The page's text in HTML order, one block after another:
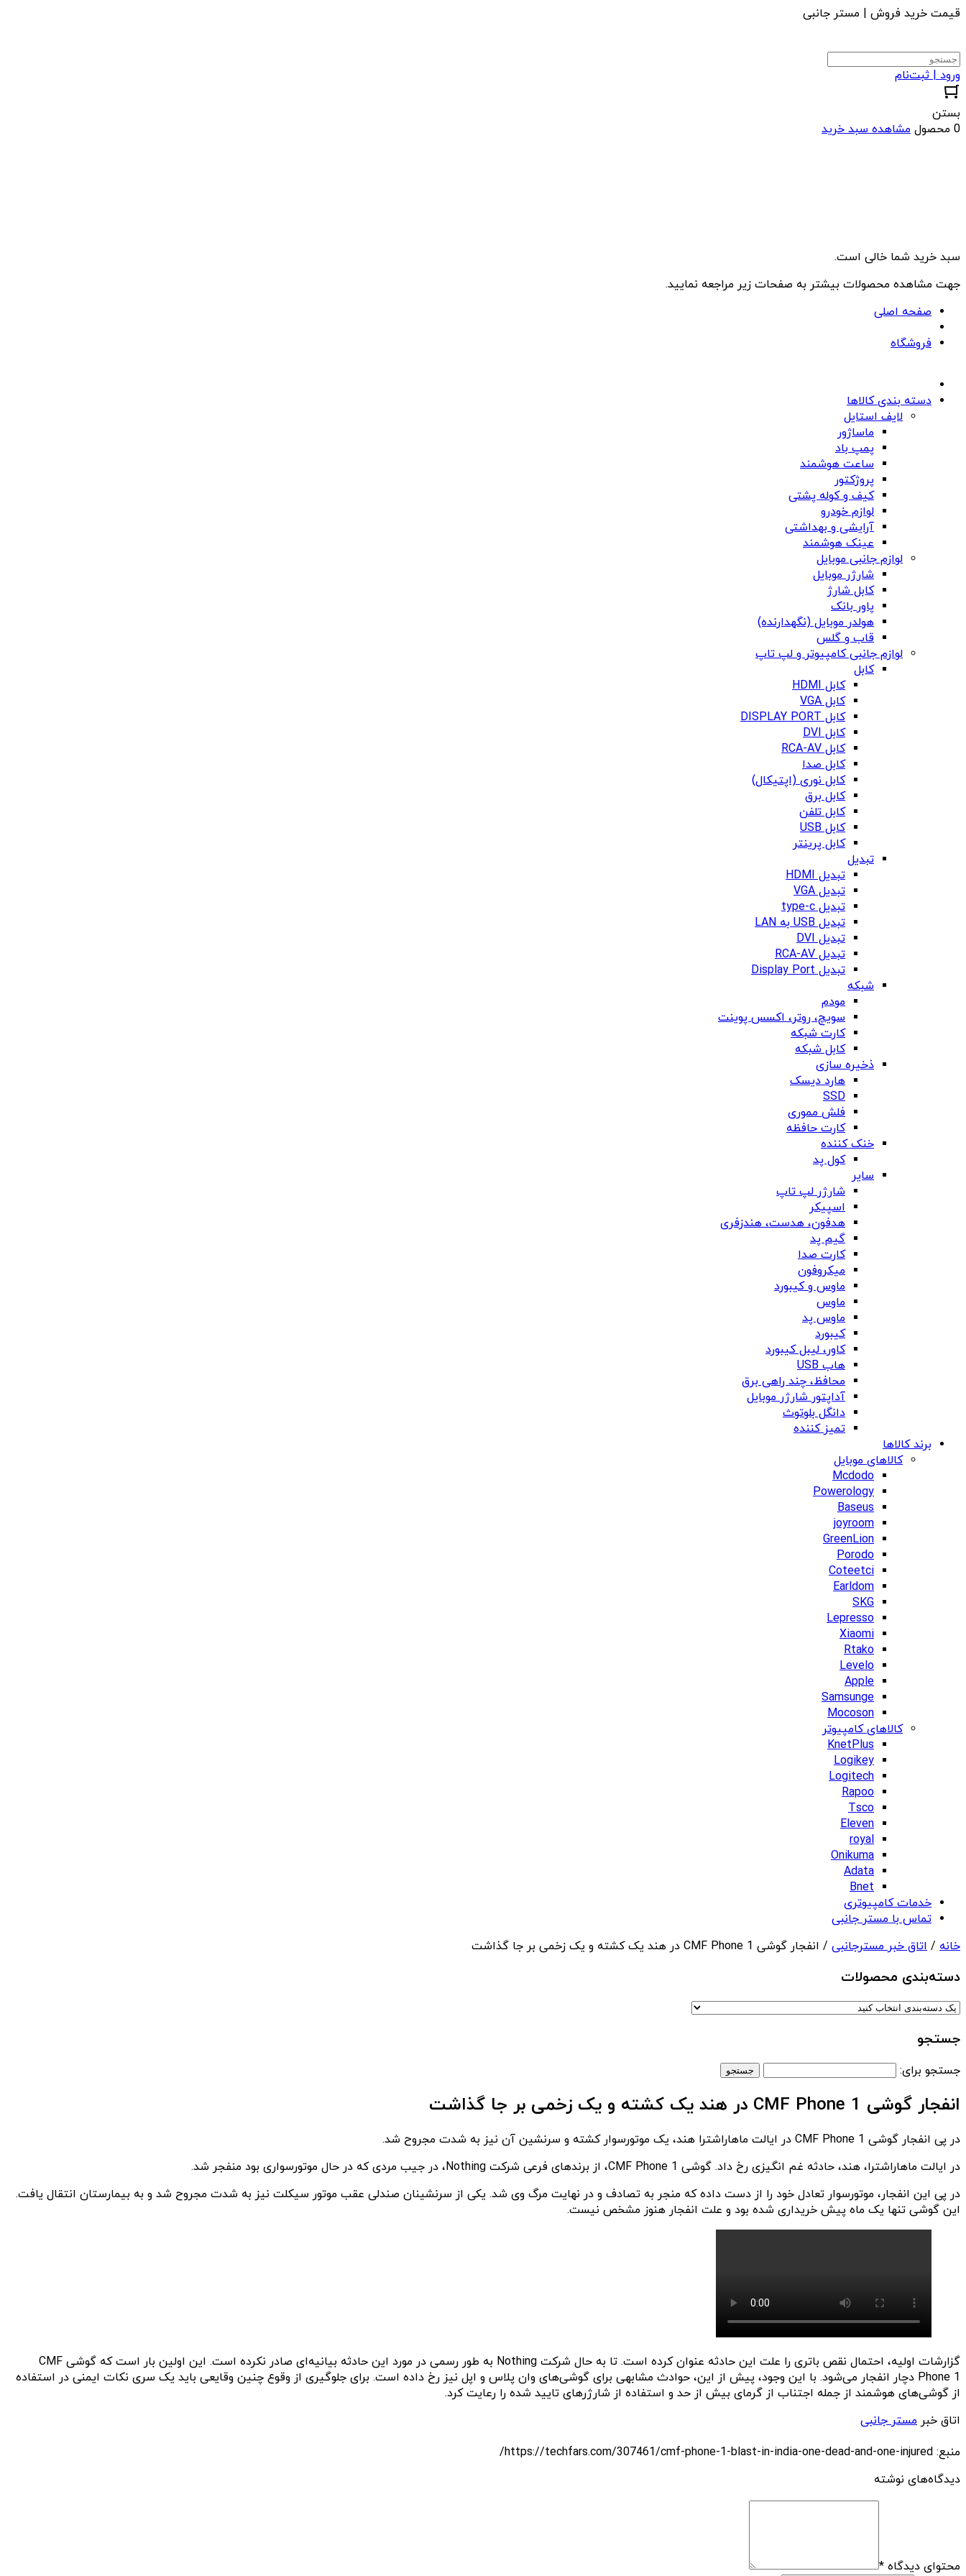
قیمت خرید فروش | مستر جانبی
ورود | ثبت‌نام
بستن
0 محصول
مشاهده سبد خرید
سبد خرید شما خالی است.
جهت مشاهده محصولات بیشتر به صفحات زیر مراجعه نمایید.
صفحه اصلی
فروشگاه
دسته بندی کالاها
لایف استایل
ماساژور
پمپ باد
ساعت هوشمند
پروژکتور
کیف و کوله پشتی
لوازم خودرو
آرایشی و بهداشتی
عینک هوشمند
لوازم جانبی موبایل
شارژر موبایل
کابل شارژ
پاور بانک
هولدر موبایل (نگهدارنده)
قاب و گلس
لوازم جانبی کامپیوتر و لپ تاپ
کابل
کابل HDMI
کابل VGA
کابل DISPLAY PORT
کابل DVI
کابل RCA-AV
کابل صدا
کابل نوری (اپتیکال)
کابل برق
کابل تلفن
کابل USB
کابل پرینتر
تبدیل
تبدیل HDMI
تبدیل VGA
تبدیل type-c
تبدیل USB به LAN
تبدیل DVI
تبدیل RCA-AV
تبدیل Display Port
شبکه
مودم
سویچ، روتر، اکسس پوینت
کارت شبکه
کابل شبکه
ذخیره سازی
هارد دیسک
SSD
فلش مموری
کارت حافظه
خنک کننده
کول پد
سایر
شارژر لپ تاپ
اسپیکر
هدفون، هدست، هندزفری
گیم پد
کارت صدا
میکروفون
ماوس و کیبورد
ماوس
ماوس پد
کیبورد
کاور، لیبل کیبورد
هاب USB
محافظ، چند راهی برق
آداپتور شارژر موبایل
دانگل بلوتوث
تمیز کننده
برند کالاها
کالاهای موبایل
Mcdodo
Powerology
Baseus
joyroom
GreenLion
Porodo
Coteetci
Earldom
SKG
Lepresso
Xiaomi
Rtako
Levelo
Apple
Samsunge
Mocoson
کالاهای کامپیوتر
KnetPlus
Logikey
Logitech
Rapoo
Tsco
Eleven
royal
Onikuma
Adata
Bnet
خدمات کامپیوتری
تماس با مستر جانبی
خانه / اتاق خبر مسترجانبی / انفجار گوشی CMF Phone 1 در هند یک کشته و یک زخمی بر جا گذاشت
دسته‌بندی‌ محصولات
جستجو
جستجو برای:
انفجار گوشی CMF Phone 1 در هند یک کشته و یک زخمی بر جا گذاشت
در پی انفجار گوشی CMF Phone 1 در ایالت ماهاراشترا هند، یک موتورسوار کشته و سرنشین آن نیز به شدت مجروح شد.
در ایالت ماهاراشترا، هند، حادثه غم انگیزی رخ داد. گوشی CMF Phone 1، از برندهای فرعی شرکت Nothing، در جیب مردی که در حال موتورسواری بود منفجر شد.
در پی این انفجار، موتورسوار تعادل خود را از دست داده که منجر به تصادف و در نهایت مرگ وی شد. یکی از سرنشینان صندلی عقب موتور سیکلت نیز به شدت مجروح شد و به بیمارستان انتقال یافت.
این گوشی تنها یک ماه پیش خریداری شده بود و علت انفجار هنوز مشخص نیست.
گزارشات اولیه، احتمال نقص باتری را علت این حادثه عنوان کرده‌ است. تا به حال شرکت Nothing به طور رسمی در مورد این حادثه بیانیه‌ای صادر نکرده است. این اولین بار است که گوشی CMF
Phone 1 دچار انفجار می‌شود. با این وجود، پیش از این، حوادث مشابهی برای گوشی‌های وان پلاس و اپل نیز رخ داده است. برای جلوگیری از وقوع چنین وقایعی باید یک سری نکات ایمنی در استفاده
از گوشی‌های هوشمند از جمله اجتناب از گرمای بیش از حد و استفاده از شارژرهای تایید شده را رعایت کرد.
اتاق خبر مستر جانبی
منبع: https://techfars.com/307461/cmf-phone-1-blast-in-india-one-dead-and-one-injured/
دیدگاه‌های نوشته
محتوای دیدگاه *